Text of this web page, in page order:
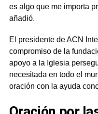
es algo que me importa
añadió.
El presidente de ACN
compromiso de la
apoyo a la Iglesia
necesitada en todo el
oración con la ayuda